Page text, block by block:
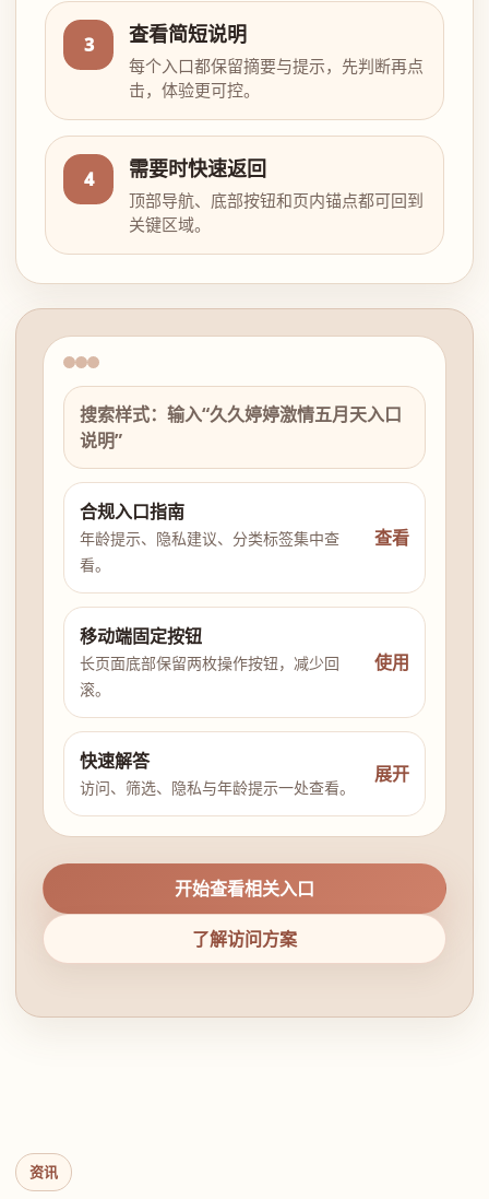
3 查看简短说明
每个入口都保留摘要与提示，先判断再点
击，体验更可控。
4 需要时快速返回
顶部导航、底部按钮和页内锚点都可回到
关键区域。
搜索样式：输入“久久婷婷激情五月天入口
说明”
合规入口指南
年龄提示、隐私建议、分类标签集中查
看。
查看
移动端固定按钮
长页面底部保留两枚操作按钮，减少回
滚。
使用
快速解答
访问、筛选、隐私与年龄提示一处查看。
展开
开始查看相关入口
了解访问方案
资讯